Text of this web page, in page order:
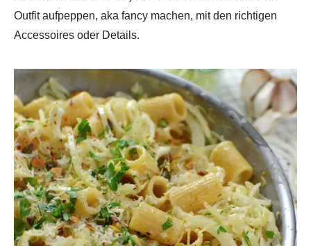
Outfit aufpeppen, aka fancy machen, mit den richtigen
Accessoires oder Details.